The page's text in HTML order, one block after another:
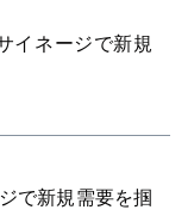
イネージで新規
で新規需要を掴